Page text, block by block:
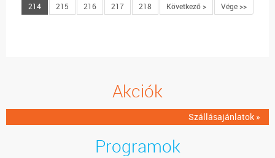
214 215 216 217 218 Következő > Vége >>
Akciók
Szállásajánlatok »
Programok